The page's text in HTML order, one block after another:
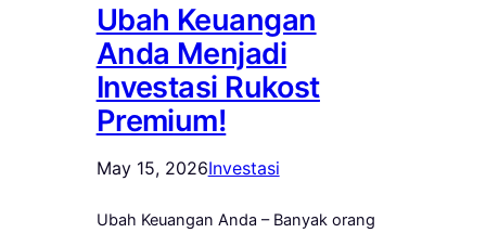
Ubah Keuangan
Anda Menjadi
Investasi Rukost
Premium!
May 15, 2026Investasi
Ubah Keuangan Anda – Banyak orang